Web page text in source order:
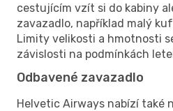
cestujícím vzít si do kabiny
zavazadlo, například malý
Limity velikosti a hmotnosti
závislosti na podmínkách
Odbavené zavazadlo
Helvetic Airways nabízí také